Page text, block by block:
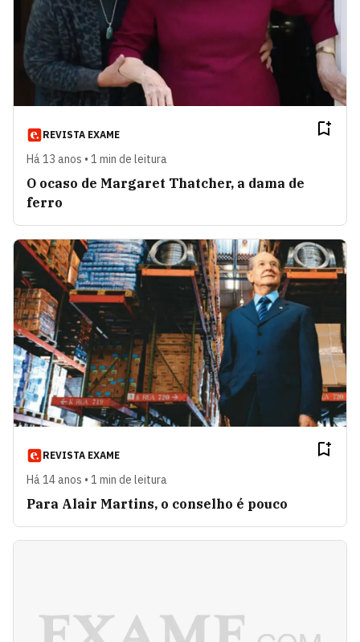
REVISTA EXAME
Há 13 anos • 1 min de leitura
O ocaso de Margaret Thatcher, a dama de
ferro
REVISTA EXAME
Há 14 anos • 1 min de leitura
Para Alair Martins, o conselho é pouco